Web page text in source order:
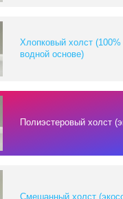
Хлопковый холст (100%
водной основе)
Полиэстеровый холст
Смешанный холст